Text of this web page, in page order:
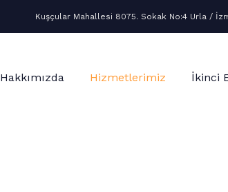
Kuşçular Mahallesi 8075. Sokak No:4 Urla /
Hakkımızda Hizmetlerimiz İkinci